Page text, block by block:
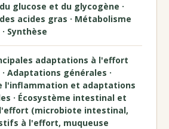
glucose et du glycogène ·
acides gras · Métabolisme
Synthèse
adaptations à l'effort
Adaptations générales ·
l'inflammation et adaptations
· Écosystème intestinal et
(microbiote intestinal,
à l'effort, muqueuse